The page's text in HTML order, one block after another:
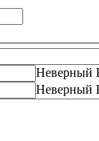
Неверный
Неверный